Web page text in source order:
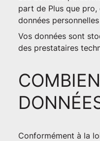
part de Plus que
données
Vos données sont
des prestataires
Conformément à la